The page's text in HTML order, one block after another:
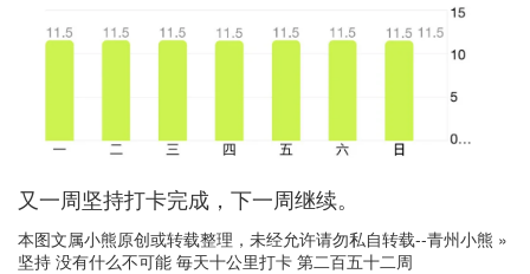
又一周坚持打卡完成，下一周继续。
本图文属小熊原创或转载整理，未经允许请勿私自转载--青州小熊 »
坚持 没有什么不可能 毎天十公里打卡 第二百五十二周